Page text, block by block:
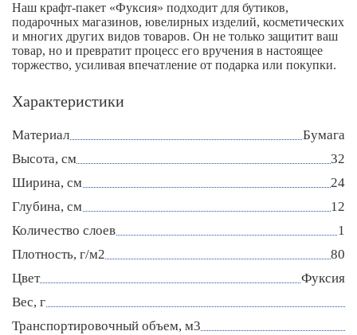
Наш крафт-пакет «Фуксия» подходит для бутиков,
подарочных магазинов, ювелирных изделий, косметических
и многих других видов товаров. Он не только защитит ваш
товар, но и превратит процесс его вручения в настоящее
торжество, усиливая впечатление от подарка или покупки.
Характеристики
Материал
Бумага
Высота, см
32
Ширина, см
24
Глубина, см
12
Количество слоев
1
Плотность, г/м2
80
Цвет
Фуксия
Вес, г
Транспортировочный объем, м3